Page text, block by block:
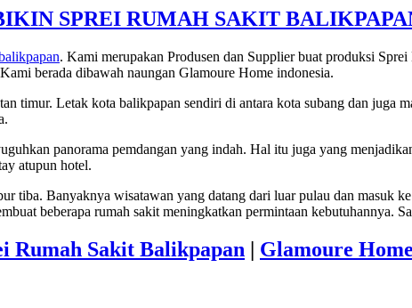
SPREI RUMAH SAKIT
. Kami merupakan Produsen dan Supplier buat produksi
berada dibawah naungan Glamoure Home indonesia.
timur. Letak kota balikpapan sendiri di antara kota subang dan juga
panorama pemdangan yang indah. Hal itu juga yang
atupun hotel.
tiba. Banyaknya wisatawan yang datang dari luar pulau dan masuk
beberapa rumah sakit meningkatkan permintaan kebutuhannya.
Rumah Sakit Balikpapan | Glamoure